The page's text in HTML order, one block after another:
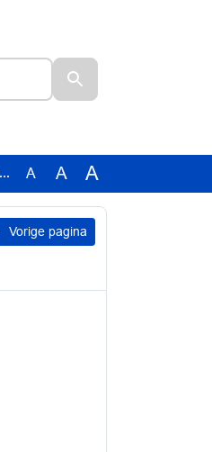
A A A
Vorige pagina